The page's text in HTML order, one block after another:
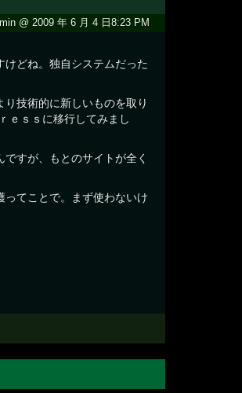
@ 2009 年 6 月 4 日8:23 PM
けどね。独自システムだった
技術的に新しいものを取り
ｅｓｓに移行してみまし
すが、もとのサイトが全く
ってことで。まず使わないけ